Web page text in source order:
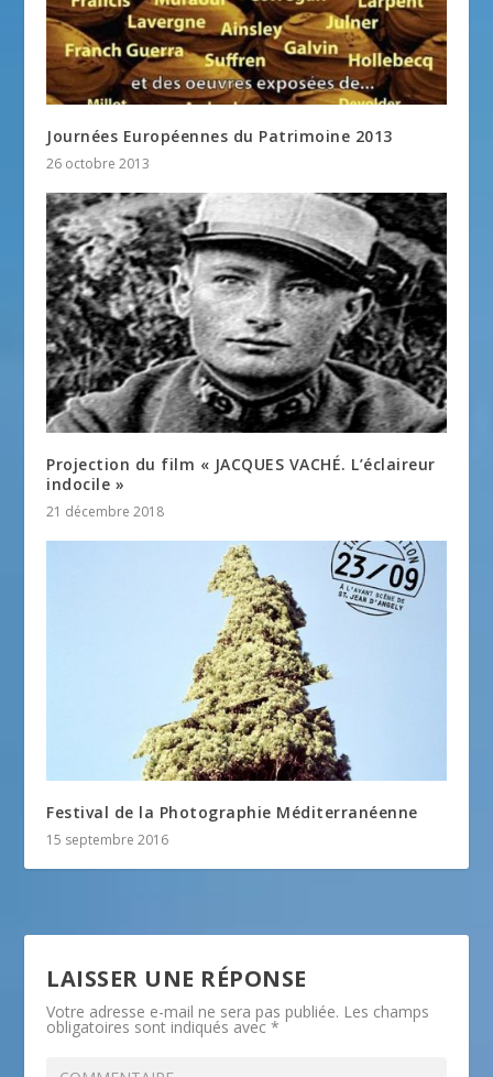
Journées Européennes du Patrimoine 2013
26 octobre 2013
Projection du film « JACQUES VACHÉ. L’éclaireur
indocile »
21 décembre 2018
Festival de la Photographie Méditerranéenne
15 septembre 2016
LAISSER UNE RÉPONSE
Votre adresse e-mail ne sera pas publiée. Les champs
obligatoires sont indiqués avec*